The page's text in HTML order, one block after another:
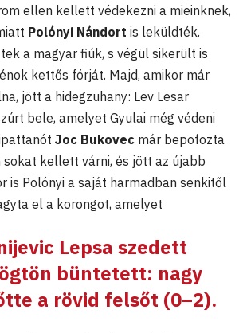
ellen kellett védekezni a mieinknek,
Polónyi Nándort is leküldték.
a magyar fiúk, s végül sikerült is
kettős fórját. Majd, amikor már
jött a hidegzuhany: Lev Lesar
bele, amelyet Gyulai még védeni
Joc Bukovec már bepofozta
sokat kellett várni, és jött az újabb
is Polónyi a saját harmadban senkitől
el a korongot, amelyet
Lepsa szedett
büntetett: nagy
a rövid felsőt (0–2).